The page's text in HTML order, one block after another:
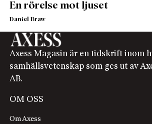
En rörelse mot ljuset
Daniel Braw
Axess Magasin är en tidskrift inom
samhällsvetenskap som ges ut av
AB.
OM OSS
Om Axess